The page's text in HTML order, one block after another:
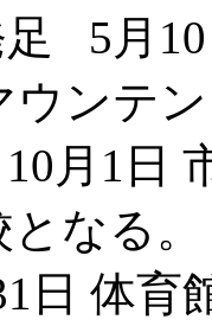
5月
ウンテ
月1日
なる
日 体育